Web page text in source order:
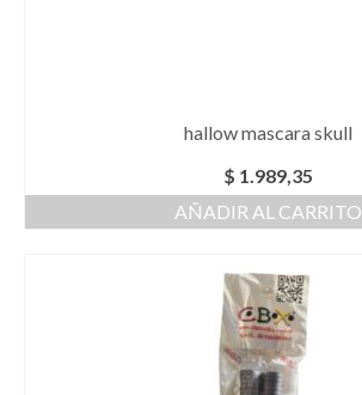
hallow mascara skull
$ 1.989,35
AÑADIR AL CARRITO